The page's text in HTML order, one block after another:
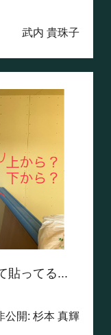
武内 貴珠子
貼ってる...
公開: 杉本 真輝